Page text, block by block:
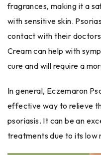
fragrances, making it a
with sensitive skin.
contact with their
Cream can help with
cure and will require a
In general, Eczemaron
effective way to relieve
psoriasis. It can be an
treatments due to its low